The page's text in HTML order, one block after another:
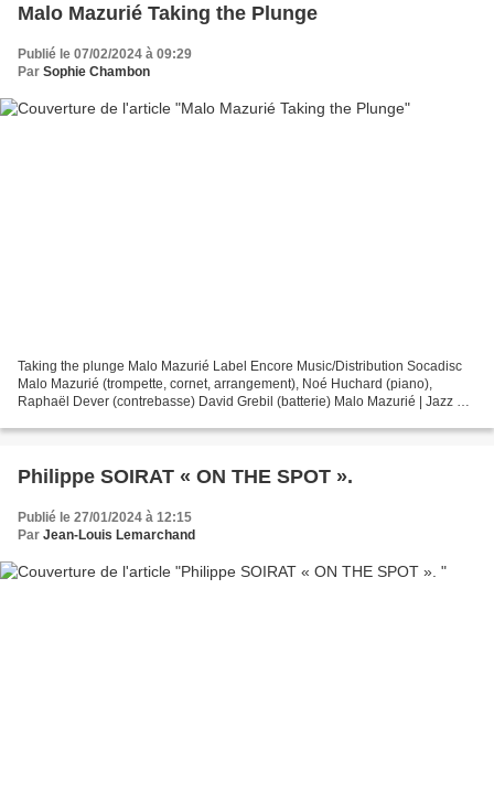
Malo Mazurié Taking the Plunge
Publié le 07/02/2024 à 09:29
Par Sophie Chambon
Taking the plunge Malo Mazurié Label Encore Music/Distribution Socadisc
Malo Mazurié (trompette, cornet, arrangement), Noé Huchard (piano),
Raphaël Dever (contrebasse) David Grebil (batterie) Malo Mazurié | Jazz &
Philippe SOIRAT « ON THE SPOT ».
Publié le 27/01/2024 à 12:15
Par Jean-Louis Lemarchand